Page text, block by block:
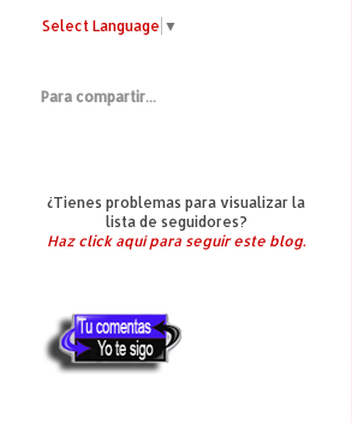
Select Language ▼
Para compartir...
¿Tienes problemas para visualizar la
lista de seguidores?
Haz click aquí para seguir este blog.